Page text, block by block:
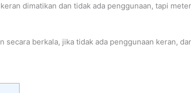
dimatikan dan tidak ada penggunaan, tapi
secara berkala, jika tidak ada penggunaan keran,